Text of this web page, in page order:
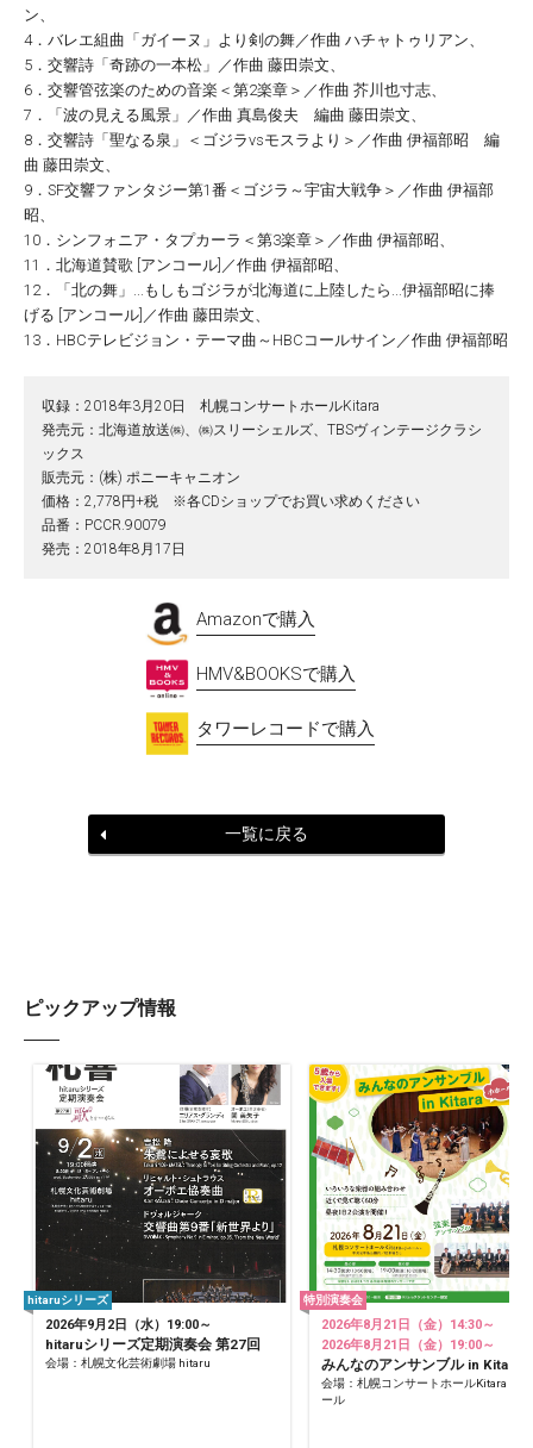
ン、
4．バレエ組曲「ガイーヌ」より剣の舞／作曲 ハチャトゥリアン、
5．交響詩「奇跡の一本松」／作曲 藤田崇文、
6．交響管弦楽のための音楽＜第2楽章＞／作曲 芥川也寸志、
7．「波の見える風景」／作曲 真島俊夫 編曲 藤田崇文、
8．交響詩「聖なる泉」＜ゴジラvsモスラより＞／作曲 伊福部昭 編
曲 藤田崇文、
9．SF交響ファンタジー第1番＜ゴジラ～宇宙大戦争＞／作曲 伊福部
昭、
10．シンフォニア・タプカーラ＜第3楽章＞／作曲 伊福部昭、
11．北海道賛歌 [アンコール]／作曲 伊福部昭、
12．「北の舞」...もしもゴジラが北海道に上陸したら...伊福部昭に捧
げる [アンコール]／作曲 藤田崇文、
13．HBCテレビジョン・テーマ曲～HBCコールサイン／作曲 伊福部昭
収録：2018年3月20日 札幌コンサートホールKitara
発売元：北海道放送㈱、㈱スリーシェルズ、TBSヴィンテージクラシ
ックス
販売元：(株) ポニーキャニオン
価格：2,778円+税 ※各CDショップでお買い求めください
品番：PCCR.90079
発売：2018年8月17日
Amazonで購入
HMV&BOOKSで購入
タワーレコードで購入
一覧に戻る
ピックアップ情報
2026年9月2日（水）19:00～
hitaruシリーズ定期演奏会 第27回
会場：札幌文化芸術劇場 hitaru
hitaruシリーズ
2026年8月21日（金）14:30～
2026年8月21日（金）19:00～
みんなのアンサンブル in Kitara
会場：札幌コンサートホールKitara 小
ール
特別演奏会